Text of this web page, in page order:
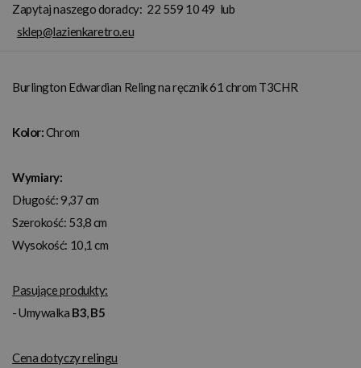
Zapytaj naszego doradcy: 22 559 10 49 lub
sklep@lazienkaretro.eu
Burlington Edwardian Reling na ręcznik 61 chrom T3CHR
Kolor:Chrom
Wymiary:
Długość: 9,37 cm
Szerokość: 53,8 cm
Wysokość: 10,1 cm
Pasujące produkty:
- Umywalka B3,B5
Cena dotyczy relingu